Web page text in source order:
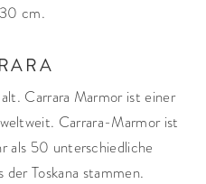
cm.
Carrara Marmor ist einer
Carrara-Marmor ist
als 50 unterschiedliche
der Toskana stammen.